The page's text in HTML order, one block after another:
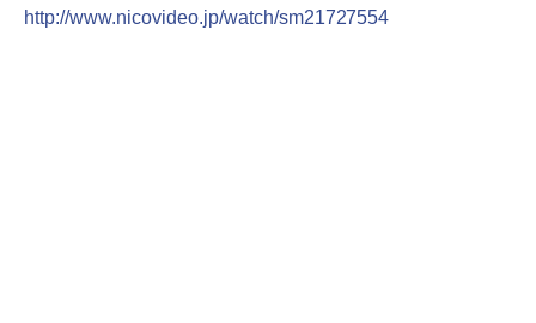
http://www.nicovideo.jp/watch/sm21727554